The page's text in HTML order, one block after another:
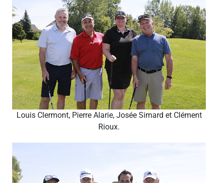
Louis Clermont, Pierre Alarie, Josée Simard et Clément
Rioux.